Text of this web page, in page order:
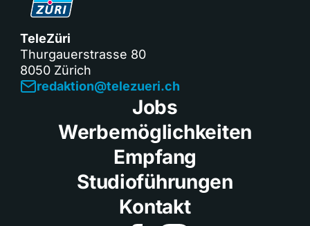
TeleZüri
Thurgauerstrasse 80
8050 Zürich
redaktion@telezueri.ch
Jobs
Werbemöglichkeiten
Empfang
Studioführungen
Kontakt